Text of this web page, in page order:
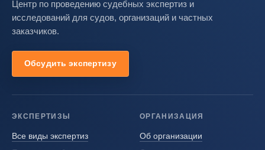
Центр по проведению судебных экспертиз и
исследований для судов, организаций и частных
заказчиков.
Обсудить экспертизу
ЭКСПЕРТИЗЫ
Все виды экспертиз
ОРГАНИЗАЦИЯ
Об организации